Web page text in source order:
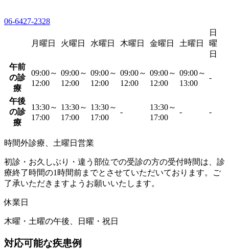
06-6427-2328
月曜日 火曜日 水曜日 木曜日 金曜日 土曜日
日
曜
日
午前
の診
療
09:00～
12:00
09:00～
12:00
09:00～
12:00
09:00～
12:00
09:00～
12:00
09:00～
13:00
-
午後
の診
療
13:30～
17:00
13:30～
17:00
13:30～
17:00
-
13:30～
17:00
- -
時間外診療、土曜日営業
初診・お久しぶり・違う部位での受診の方の受付時間は、診
療終了時間の1時間前までとさせていただいております。ご
了承いただきますようお願いいたします。
休業日
木曜・土曜の午後、日曜・祝日
対応可能な疾患例